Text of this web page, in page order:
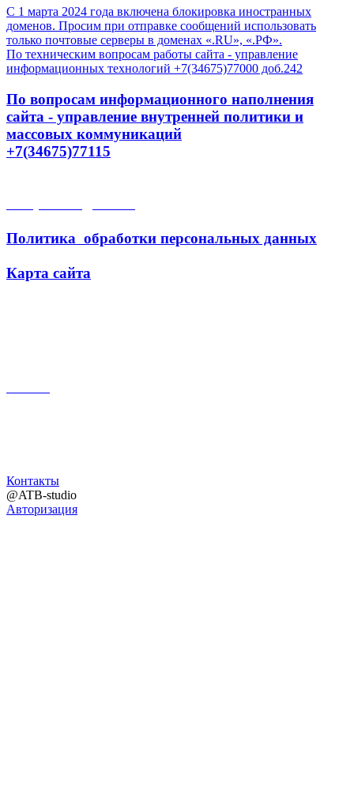
С 1 марта 2024 года включена блокировка иностранных
доменов. Просим при отправке сообщений использовать
только почтовые серверы в доменах «.RU», «.РФ».
По техническим вопросам работы сайта - управление
информационных технологий +7(34675)77000 доб.242
По вопросам информационного наполнения
сайта - управление внутренней политики и
массовых коммуникаций
+7(34675)77115
Политика обработки персональных данных
Карта сайта
Контакты
@ATB-studio
Авторизация